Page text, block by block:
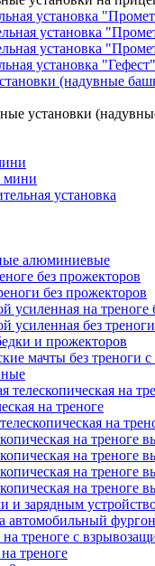
установка
установка
установка
установка "Гефест"
(надувные
установки
мини
установка
алюминиевые
без прожекторов
без прожекторов
усиленная на треноге
усиленная без
и прожекторов
мачты без треноги
телескопическая на
на треноге
на
на треноге
на треноге
на треноге
на треноге
и зарядным
автомобильный фургон
на треноге с
треноге